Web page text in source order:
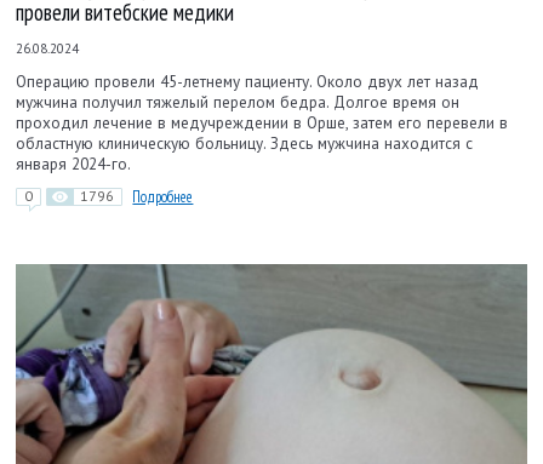
провели витебские медики
26.08.2024
Операцию провели 45-летнему пациенту. Около двух лет назад
мужчина получил тяжелый перелом бедра. Долгое время он
проходил лечение в медучреждении в Орше, затем его перевели в
областную клиническую больницу. Здесь мужчина находится с
января 2024-го.
0 1796 Подробнее